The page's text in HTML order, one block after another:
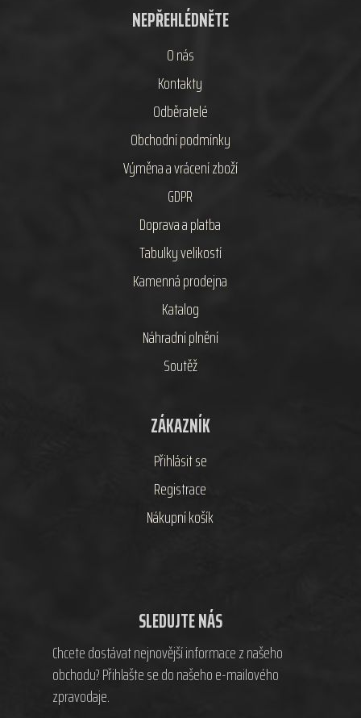
NEPŘEHLÉDNĚTE
O nás
Kontakty
Odběratelé
Obchodní podmínky
Výměna a vrácení zboží
GDPR
Doprava a platba
Tabulky velikostí
Kamenná prodejna
Katalog
Náhradní plnění
Soutěž
ZÁKAZNÍK
Přihlásit se
Registrace
Nákupní košík
SLEDUJTE NÁS
Chcete dostávat nejnovější informace z našeho
obchodu? Přihlašte se do našeho e-mailového
zpravodaje.